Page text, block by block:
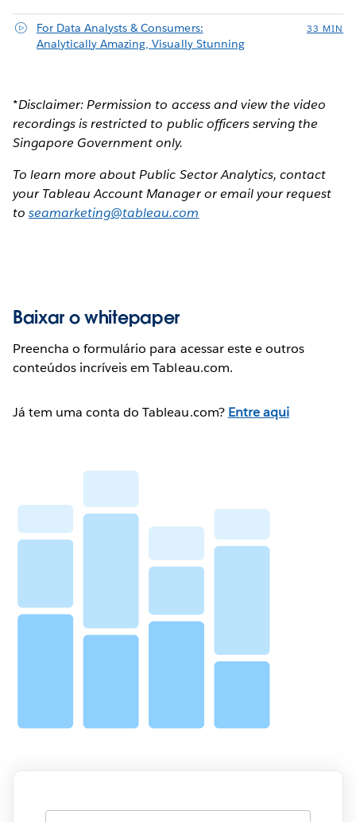
For Data Analysts & Consumers:
Analytically Amazing, Visually Stunning
33 MIN
*Disclaimer: Permission to access and view the video
recordings is restricted to public officers serving the
Singapore Government only.
To learn more about Public Sector Analytics, contact
your Tableau Account Manager or email your request
toseamarketing@tableau.com
Baixar o whitepaper
Preencha o formulário para acessar este e outros
conteúdos incríveis em Tableau.com.
Já tem uma conta do Tableau.com? Entre aqui